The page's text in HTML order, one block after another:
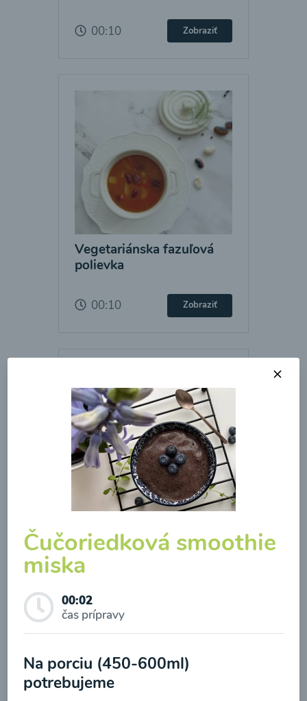
00:10 Zobraziť
Vegetariánska fazuľová
polievka
00:10 Zobraziť
Čučoriedková smoothie
miska
00:02
čas prípravy
Na porciu (450-600ml)
potrebujeme
Odber noviniek a akcií
Odoslaním registrácie na Newsletter súhlasím so
spracovaním osobných údajov pre účely